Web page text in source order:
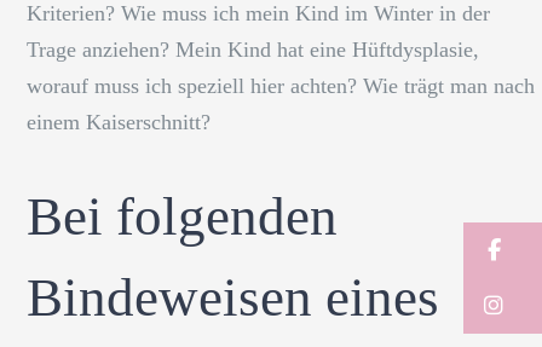
Kriterien? Wie muss ich mein Kind im Winter in der
Trage anziehen? Mein Kind hat eine Hüftdysplasie,
worauf muss ich speziell hier achten? Wie trägt man nach
einem Kaiserschnitt?
Bei folgenden
Bindeweisen eines